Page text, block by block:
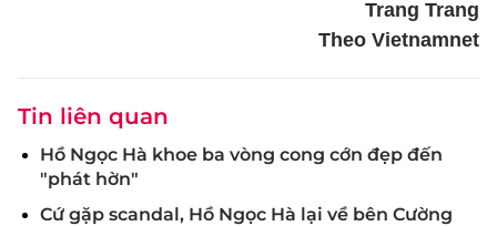
Trang Trang
Theo Vietnamnet
Tin liên quan
Hồ Ngọc Hà khoe ba vòng cong cớn đẹp đến
"phát hờn"
Cứ gặp scandal, Hồ Ngọc Hà lại về bên Cường